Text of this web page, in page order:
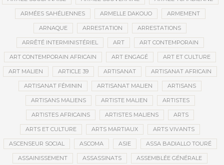
ARMÉES SAHÉLIENNES ARMELLE DAKOUO ARMEMENT
ARNAQUE ARRESTATION ARRESTATIONS
ARRÊTÉ INTERMINISTÉRIEL ART ART CONTEMPORAIN
ART CONTEMPORAIN AFRICAIN ART ENGAGÉ ART ET CULTURE
ART MALIEN ARTICLE 39 ARTISANAT ARTISANAT AFRICAIN
ARTISANAT FÉMININ ARTISANAT MALIEN ARTISANS
ARTISANS MALIENS ARTISTE MALIEN ARTISTES
ARTISTES AFRICAINS ARTISTES MALIENS ARTS
ARTS ET CULTURE ARTS MARTIAUX ARTS VIVANTS
ASCENSEUR SOCIAL ASCOMA ASIE ASSA BADIALLO TOURÉ
ASSAINISSEMENT ASSASSINATS ASSEMBLÉE GÉNÉRALE